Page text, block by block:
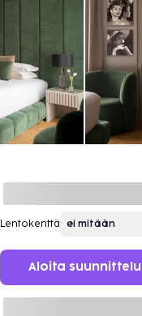
Lentokenttä
Aloita suunnittelu